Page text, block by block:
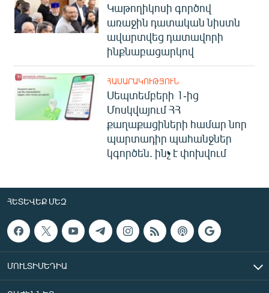
Կաթողիկոսի գործով
առաջին դատական նիստն
ավարտվեց դատավորի
ինքնաբացարկով
ՀԱՍԱՐԱԿՈՒԹՅՈՒՆ
Սեպտեմբերի 1-ից
Մոսկվայում ՀՀ
քաղաքացիների համար նոր
պարտադիր պահանջներ
կգործեն. ինչ է փոխվում
ՀԵՏԵՎԵՔ ՄԵԶ
ՄՈՒԼՏԻՄԵԴԻԱ